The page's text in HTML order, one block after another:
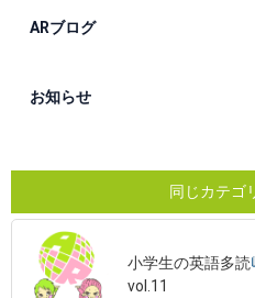
ARブログ
お知らせ
同じカテゴ
小学生の英語多読
vol.11